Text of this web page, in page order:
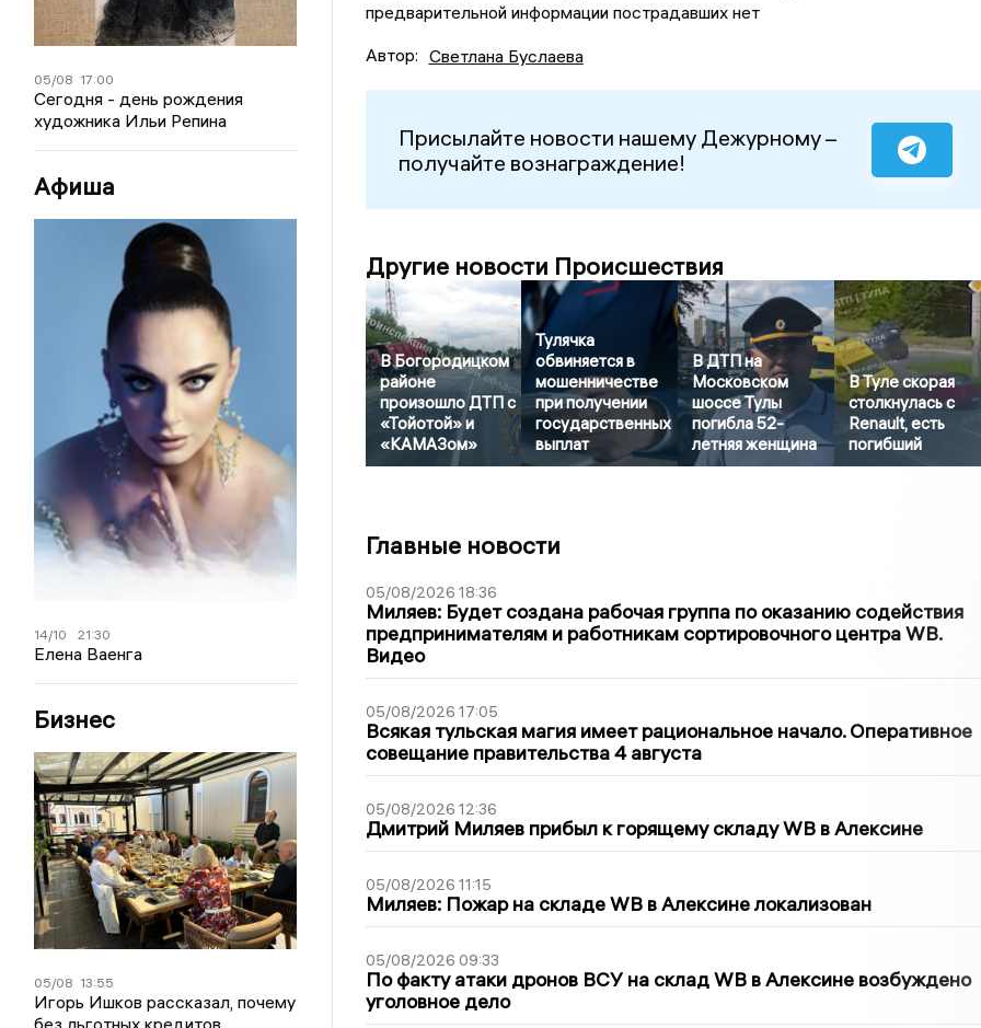
05/08 17:00
Сегодня - день рождения
художника Ильи Репина
Афиша
14/10 21:30
Елена Ваенга
Бизнес
05/08 13:55
Игорь Ишков рассказал, почему
предварительной информации пострадавших нет
Автор: Светлана Буслаева
Присылайте новости нашему Дежурному –
получайте вознаграждение!
Другие новости Происшествия
В Богородицком
районе
произошло ДТП с
«Тойотой» и
«КАМАЗом»
Тулячка
обвиняется в
мошенничестве
при получении
государственных
выплат
В ДТП на
Московском
шоссе Тулы
погибла 52-
летняя женщина
В Туле скорая
столкнулась с
Renault, есть
погибший
Главные новости
05/08/2026 18:36
Миляев: Будет создана рабочая группа по оказанию содействия
предпринимателям и работникам сортировочного центра WB.
Видео
05/08/2026 17:05
Всякая тульская магия имеет рациональное начало. Оперативное
совещание правительства 4 августа
05/08/2026 12:36
Дмитрий Миляев прибыл к горящему складу WB в Алексине
05/08/2026 11:15
Миляев: Пожар на складе WB в Алексине локализован
05/08/2026 09:33
По факту атаки дронов ВСУ на склад WB в Алексине возбуждено
уголовное дело